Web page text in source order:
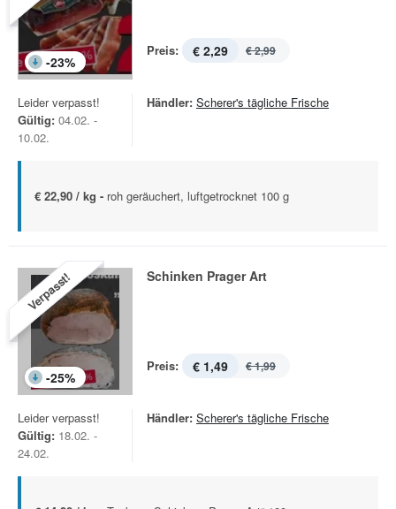
-23%
Preis: € 2,29 € 2,99
Leider verpasst!
Gültig: 04.02. -
10.02.
Händler: Scherer's tägliche Frische
€ 22,90 / kg - roh geräuchert, luftgetrocknet 100 g
Verpasst!
-25%
Schinken Prager Art
Preis: € 1,49 € 1,99
Leider verpasst!
Gültig: 18.02. -
24.02.
Händler: Scherer's tägliche Frische